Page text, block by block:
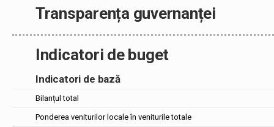
Transparența guvernanței
Indicatori de buget
Indicatori de bază
Bilanțul total
Ponderea veniturilor locale în veniturile totale